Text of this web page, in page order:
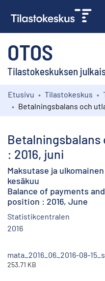
OTOS
Tilastokeskuksen
Kokoelmat
Etusivu Tilastokeskus
: 2016, juni
Maksutase ja
kesäkuu
Balance of payments
position : 2016, June
Statistikcentralen
2016
mata_2016_06_2016-08-
253.71 KB